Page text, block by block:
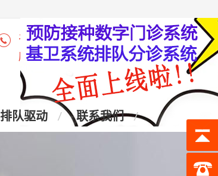
咨询热线：4006-028-965
座 机：028-87438905
排队驱动 联系我们